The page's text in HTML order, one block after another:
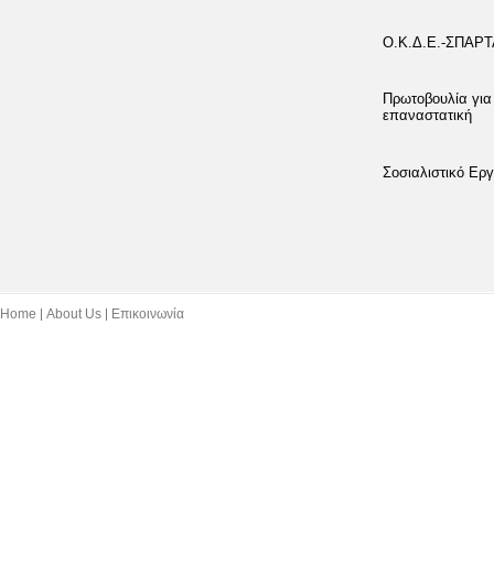
Ο.Κ.Δ.Ε.-
Πρωτοβουλία
επαναστατική
Σοσιαλιστικό
Home About Us Επικοινωνία